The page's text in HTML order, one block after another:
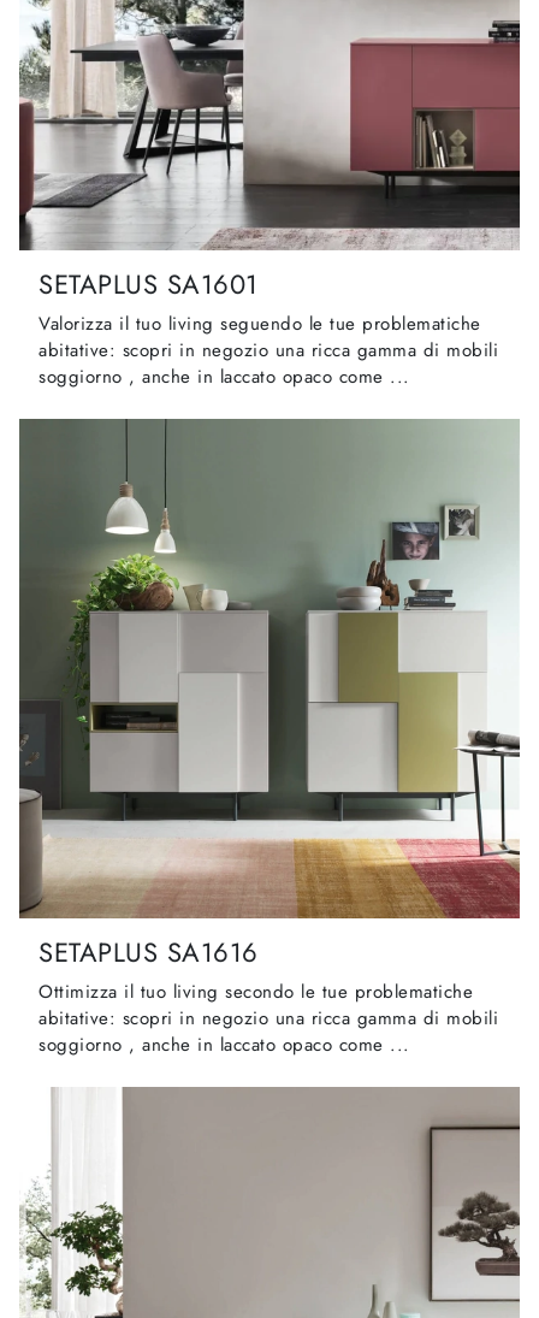
SETAPLUS SA1601
Valorizza il tuo living seguendo le tue problematiche
abitative: scopri in negozio una ricca gamma di mobili
soggiorno , anche in laccato opaco come ...
SETAPLUS SA1616
Ottimizza il tuo living secondo le tue problematiche
abitative: scopri in negozio una ricca gamma di mobili
soggiorno , anche in laccato opaco come ...